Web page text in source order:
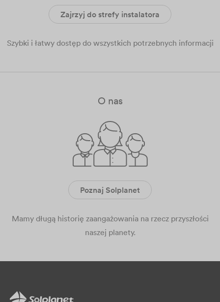
Zajrzyj do strefy instalatora
Szybki i łatwy dostęp do wszystkich potrzebnych informacji
O nas
Poznaj Solplanet
Mamy długą historię zaangażowania na rzecz przyszłości
naszej planety.